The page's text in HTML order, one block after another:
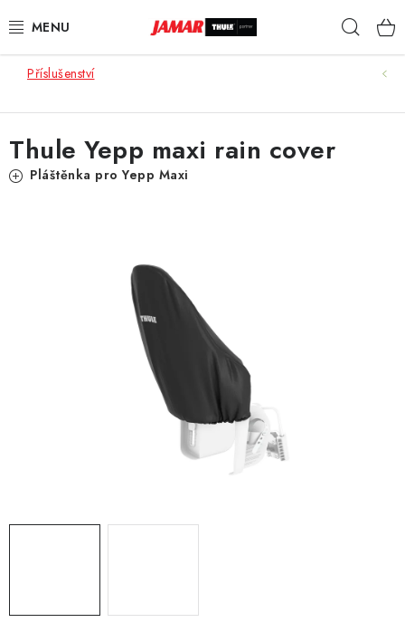
na
STŘEŠNÍ NOSIČE
STŘEŠNÍ BOXY
AUTOPOTAHY ŠITÉ NA MÍRU
Příslušenství
Thule Yepp maxi rain cover
Pláštěnka pro Yepp Maxi